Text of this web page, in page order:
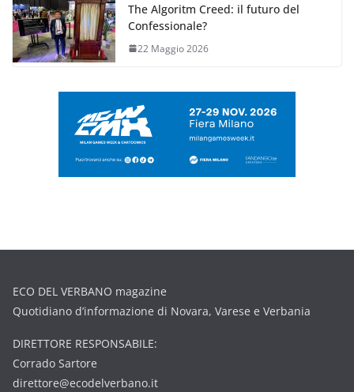
The Algoritm Creed: il futuro del
Confessionale?
22 Maggio 2026
ECO DEL VERBANO magazine
Quotidiano d’informazione di Novara, Varese e Verbania
DIRETTORE RESPONSABILE:
Corrado Sartore
direttore@ecodelverbano.it